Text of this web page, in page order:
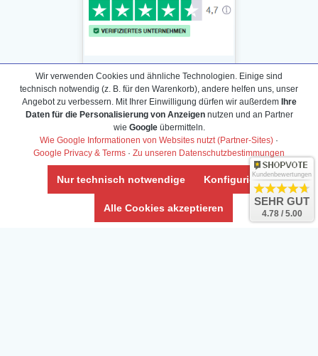
Daten­schutz­erklärung
Widerrufs­recht /Widerrufs­formular
AGB & Info
Impressum
Umwelt und Entsorgung
Vertrag widerrufen
Wir verwenden Cookies und ähnliche Technologien. Einige sind
technisch notwendig (z. B. für den Warenkorb), andere helfen uns, unser
Angebot zu verbessern. Mit Ihrer Einwilligung dürfen wir außerdem Ihre
Daten für die Personalisierung von Anzeigennutzen und an Partner
wie Googleübermitteln.
Wie Google Informationen von Websites nutzt (Partner-Sites) ·
Google Privacy & Terms · Zu unseren Datenschutzbestimmungen
Nur technisch notwendige Konfigurieren
Alle Cookies akzeptieren
Kundenbewertungen
SEHR GUT
4.78 / 5.00